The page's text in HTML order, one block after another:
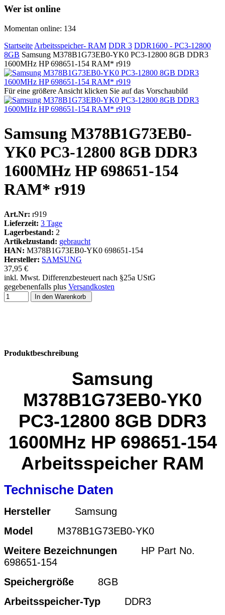
Wer ist online
Momentan online: 134
Startseite Arbeitsspeicher- RAM DDR 3 DDR1600 - PC3-12800
8GB Samsung M378B1G73EB0-YK0 PC3-12800 8GB DDR3
1600MHz HP 698651-154 RAM* r919
Für eine größere Ansicht klicken Sie auf das Vorschaubild
Samsung M378B1G73EB0-
YK0 PC3-12800 8GB DDR3
1600MHz HP 698651-154
RAM* r919
Art.Nr: r919
Lieferzeit: 3 Tage
Lagerbestand: 2
Artikelzustand: gebraucht
HAN: M378B1G73EB0-YK0 698651-154
Hersteller: SAMSUNG
37,95 €
inkl. Mwst. Differenzbesteuert nach §25a UStG
gegebenenfalls plus Versandkosten
In den Warenkorb
Produktbeschreibung
Samsung
M378B1G73EB0-YK0
PC3-12800 8GB DDR3
1600MHz HP 698651-154
Arbeitsspeicher RAM
Technische Daten
Hersteller
Samsung
Model
M378B1G73EB0-YK0
Weitere Bezeichnungen
HP Part No.
698651-154
Speichergröße 8GB
Arbeitsspeicher-Typ
DDR3